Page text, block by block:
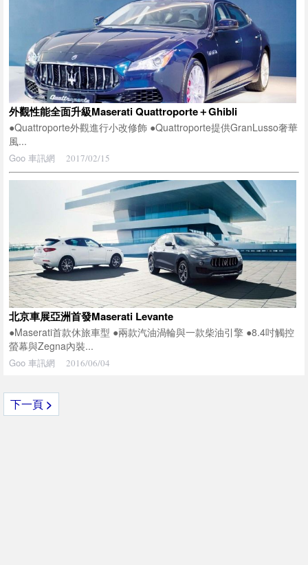
外觀性能全面升級Maserati Quattroporte＋Ghibli
●Quattroporte外觀進行小改修飾 ●Quattroporte提供GranLusso奢華
風...
Goo 車訊網 2017/02/15
北京車展亞洲首發Maserati Levante
●Maserati首款休旅車型 ●兩款汽油渦輪與一款柴油引擎 ●8.4吋觸控
螢幕與Zegna內裝...
Goo 車訊網 2016/06/04
下一頁 >